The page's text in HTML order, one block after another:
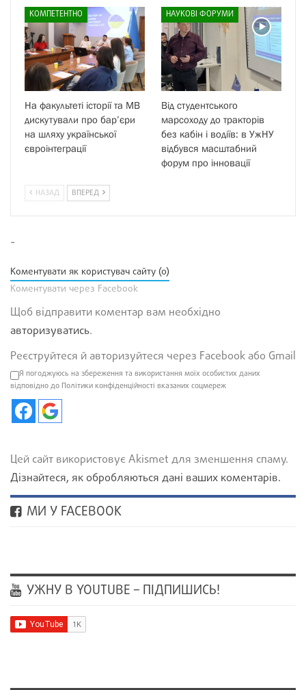
КОМПЕТЕНТНО
На факультеті історії та МВ
дискутували про бар’єри
на шляху української
євроінтеграції
НАУКОВІ ФОРУМИ
Від студентського
марсоходу до тракторів
без кабін і водіїв: в УжНУ
відбувся масштабний
форум про інновації
НАЗАД ВПЕРЕД
-
Коментувати як користувач сайту (0)
Коментувати через Facebook
Щоб відправити коментар вам необхідно
авторизуватись.
Реєструйтеся й авторизуйтеся через Facebook або Gmail
Я погоджуюсь на збереження та використання моїх особистих даних
відповідно до Політики конфіденційності вказаних соцмереж
Цей сайт використовує Akismet для зменшення спаму.
Дізнайтеся, як обробляються дані ваших коментарів.
МИ У FACEBOOK
УЖНУ В YOUTUBE – ПІДПИШИСЬ!